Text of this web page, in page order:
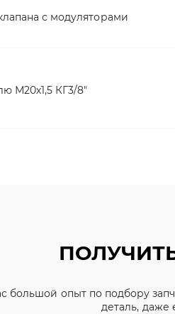
с модуляторами
М20х1,5 КГ3/8"
большой опыт по подбору
деталь, даже